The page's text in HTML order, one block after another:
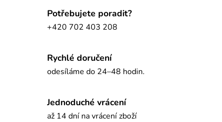
Potřebujete poradit?
+420 702 403 208
Rychlé doručení
odesíláme do 24–48 hodin.
Jednoduché vrácení
až 14 dní na vrácení zboží